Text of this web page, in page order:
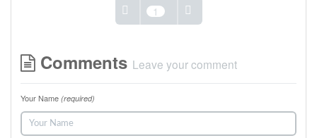
1
Comments Leave your comment
Your Name (required)